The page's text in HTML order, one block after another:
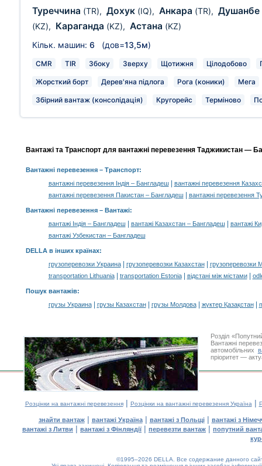
Туреччина (TR), Дохук (IQ), Анкара (TR), Душанбе
(KZ), Караганда (KZ), Астана (KZ)
Кільк. машин: 6 (дов=13,5м)
CMR TIR Збоку Зверху Щотижня Цілодобово
Жорсткий борт Дерев'яна підлога Рога (коники) Мега
Збірний вантаж (консолідація) Кругорейс Терміново
Вантажі та Транспорт для вантажні перевезення Таджикистан —
Вантажні перевезення– Транспорт:
вантажні перевезення Індія – Бангладеш
вантажні перевезення
вантажні перевезення Пакистан – Бангладеш
вантажні перевезення
Вантажні перевезення – Вантажі:
вантажі Індія – Бангладеш
вантажі Казахстан – Бангладеш
вантажі
вантажі Узбекистан – Бангладеш
DELLA в інших країнах:
грузоперевозки Украина| грузоперевозки Казахстан|
грузоперевозки
transportation Lithuania| transportation Estonia| відстані між містами|
Пошук вантажів:
грузы Украина| грузы Казахстан| грузы Молдова| жүктер Қазақстан|
Розділ
Вантажні
автомобільних
пріоритет —
Розцінки на вантажні перевезення| Розцінки на вантажні перевезення Україна |
знайти вантаж| вантажі Україна| вантажі з Польщі| вантажі з
вантажі з Литви | вантажі з Фінляндії| перевезти вантаж | попутний
©1995–2026 DELLA. Все содержание данного